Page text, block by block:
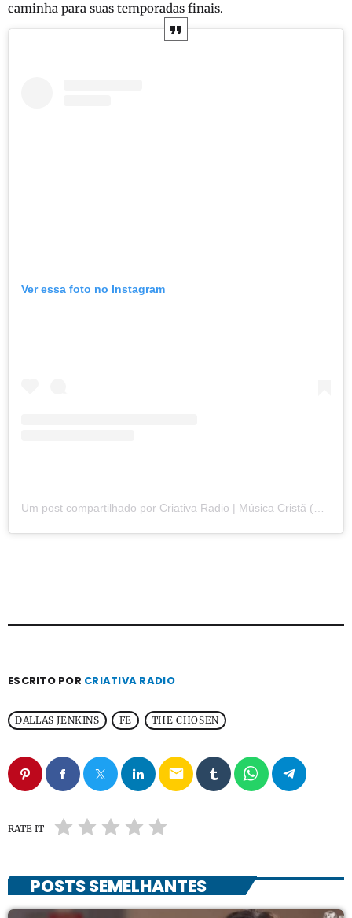
caminha para suas temporadas finais.
Ver essa foto no Instagram
ESCRITO POR CRIATIVA RADIO
DALLAS JENKINS FE THE CHOSEN
email
RATE IT
POSTS SEMELHANTES